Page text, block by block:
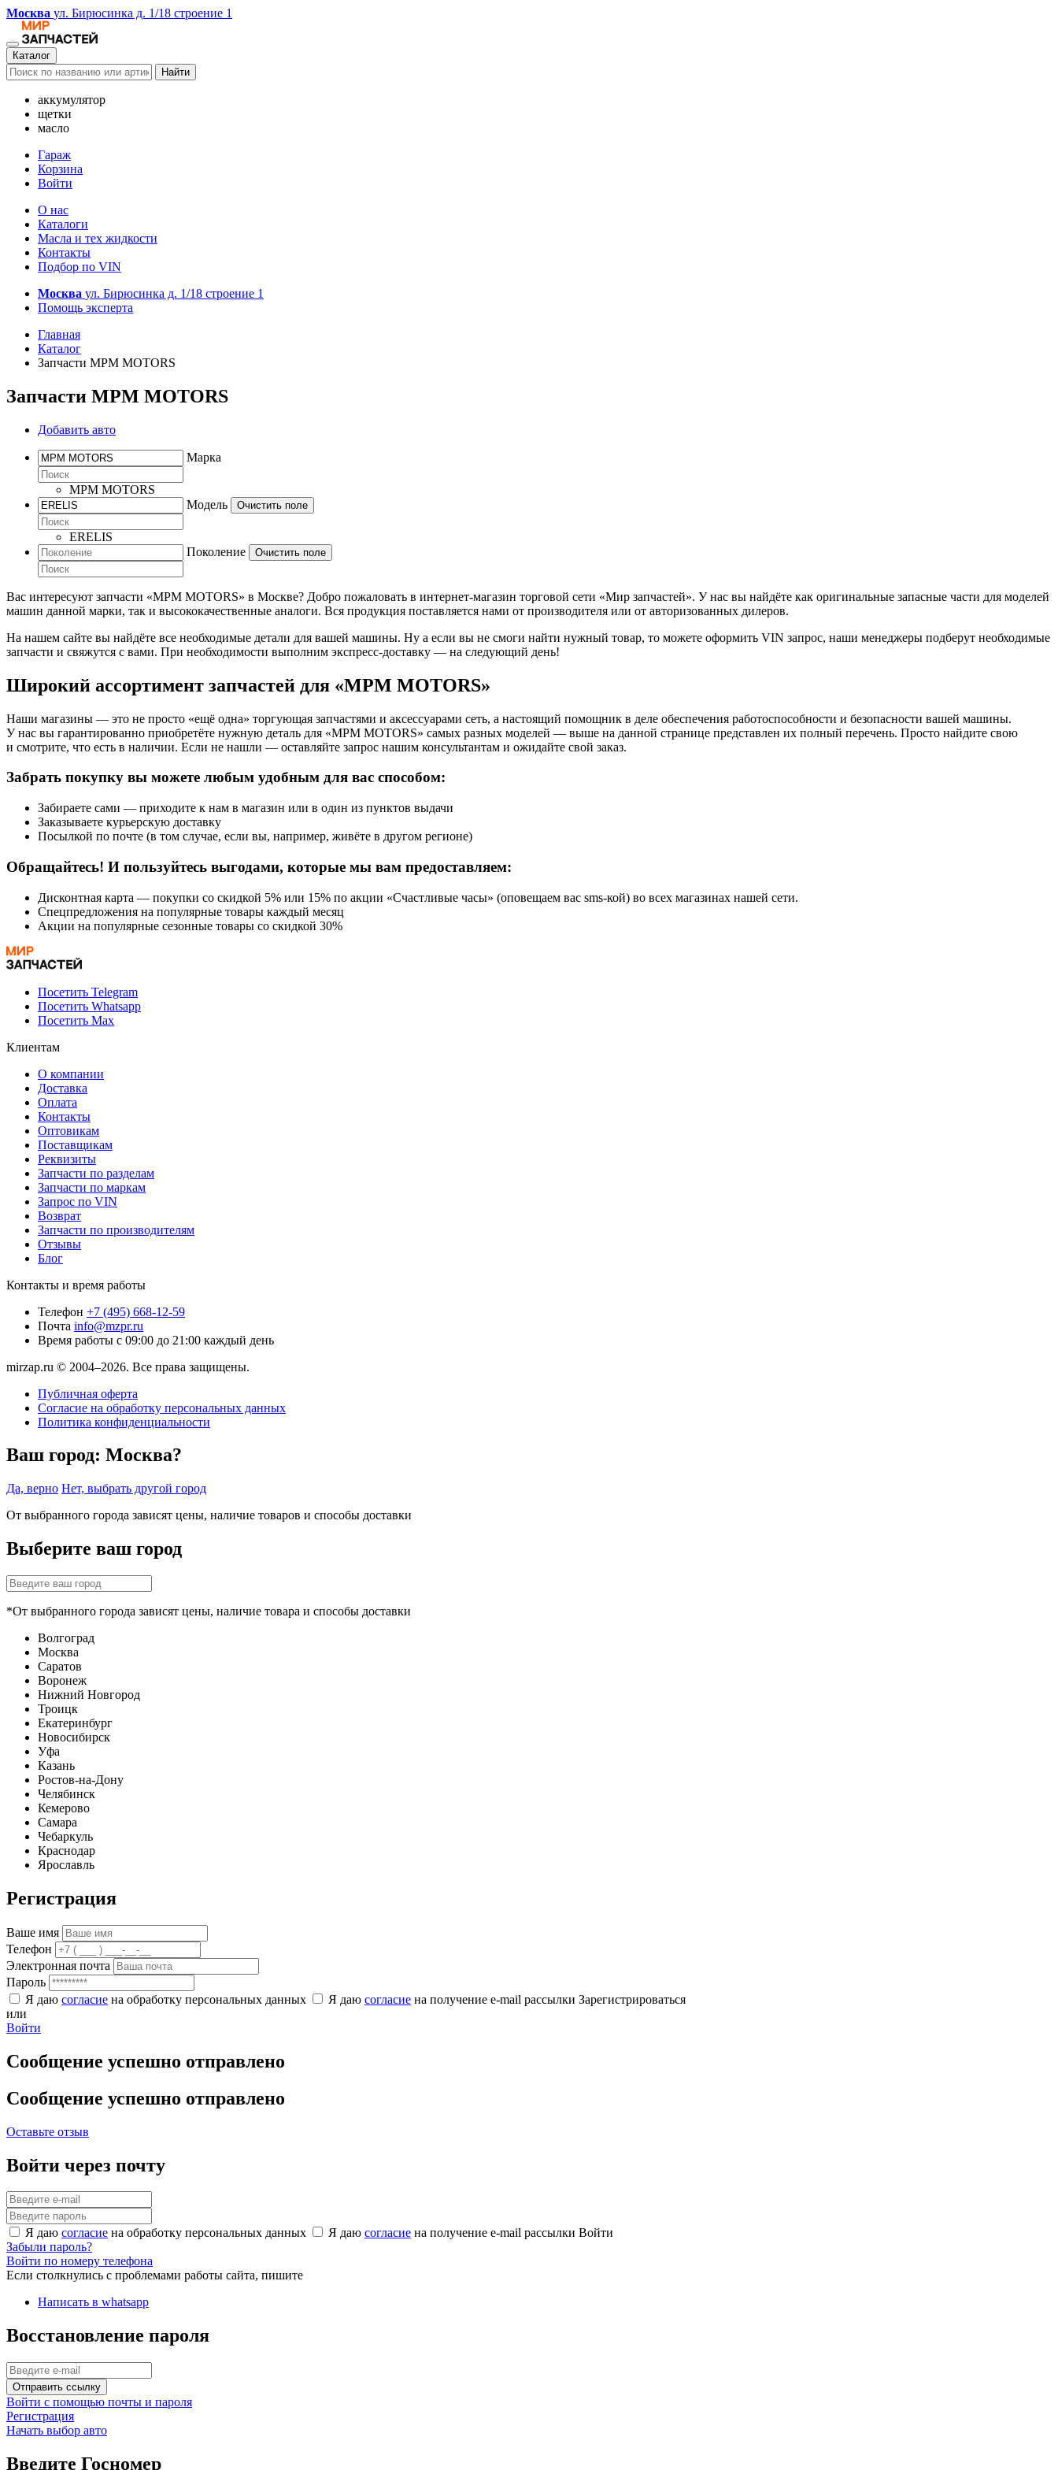
Москва ул. Бирюсинка д. 1/18 строение 1
Каталог
Найти
аккумулятор
щетки
масло
Гараж
Корзина
Войти
О нас
Каталоги
Масла и тех жидкости
Контакты
Подбор по VIN
Москва ул. Бирюсинка д. 1/18 строение 1
Помощь эксперта
Главная
Каталог
Запчасти MPM MOTORS
Запчасти MPM MOTORS
Добавить авто
Марка
MPM MOTORS
Модель
Очистить поле
ERELIS
Поколение
Очистить поле
Вас интересуют запчасти «MPM MOTORS» в Москве? Добро пожаловать в интернет-магазин торговой сети «Мир запчастей». У нас вы найдёте как оригинальные запасные части для моделей
машин данной марки, так и высококачественные аналоги. Вся продукция поставляется нами от производителя или от авторизованных дилеров.
На нашем сайте вы найдёте все необходимые детали для вашей машины. Ну а если вы не смоги найти нужный товар, то можете оформить VIN запрос, наши менеджеры подберут необходимые
запчасти и свяжутся с вами. При необходимости выполним экспресс-доставку — на следующий день!
Широкий ассортимент запчастей для «MPM MOTORS»
Наши магазины — это не просто «ещё одна» торгующая запчастями и аксессуарами сеть, а настоящий помощник в деле обеспечения работоспособности и безопасности вашей машины.
У нас вы гарантированно приобретёте нужную деталь для «MPM MOTORS» самых разных моделей — выше на данной странице представлен их полный перечень. Просто найдите свою
и смотрите, что есть в наличии. Если не нашли — оставляйте запрос нашим консультантам и ожидайте свой заказ.
Забрать покупку вы можете любым удобным для вас способом:
Забираете сами — приходите к нам в магазин или в один из пунктов выдачи
Заказываете курьерскую доставку
Посылкой по почте (в том случае, если вы, например, живёте в другом регионе)
Обращайтесь! И пользуйтесь выгодами, которые мы вам предоставляем:
Дисконтная карта — покупки со скидкой 5% или 15% по акции «Счастливые часы» (оповещаем вас sms-кой) во всех магазинах нашей сети.
Спецпредложения на популярные товары каждый месяц
Акции на популярные сезонные товары со скидкой 30%
Посетить Telegram
Посетить Whatsapp
Посетить Max
Клиентам
О компании
Доставка
Оплата
Контакты
Оптовикам
Поставщикам
Реквизиты
Запчасти по разделам
Запчасти по маркам
Запрос по VIN
Возврат
Запчасти по производителям
Отзывы
Блог
Контакты и время работы
Телефон +7 (495) 668-12-59
Почта info@mzpr.ru
Время работы с 09:00 до 21:00 каждый день
mirzap.ru © 2004–2026. Все права защищены.
Публичная оферта
Согласие на обработку персональных данных
Политика конфиденциальности
Ваш город: Москва?
Да, верно Нет, выбрать другой город
От выбранного города зависят цены, наличие товаров и способы доставки
Выберите ваш город
*От выбранного города зависят цены, наличие товара и способы доставки
Волгоград
Москва
Саратов
Воронеж
Нижний Новгород
Троицк
Екатеринбург
Новосибирск
Уфа
Казань
Ростов-на-Дону
Челябинск
Кемерово
Самара
Чебаркуль
Краснодар
Ярославль
Регистрация
Ваше имя
Телефон
Электронная почта
Пароль
Я даю согласие на обработку персональных данных Я даю согласие на получение e-mail рассылки Зарегистрироваться
или
Войти
Сообщение успешно отправлено
Сообщение успешно отправлено
Оставьте отзыв
Войти через почту
Я даю согласие на обработку персональных данных Я даю согласие на получение e-mail рассылки Войти
Забыли пароль?
Войти по номеру телефона
Если столкнулись с проблемами работы сайта, пишите
Написать в whatsapp
Восстановление пароля
Отправить ссылку
Войти с помощью почты и пароля
Регистрация
Начать выбор авто
Введите Госномер